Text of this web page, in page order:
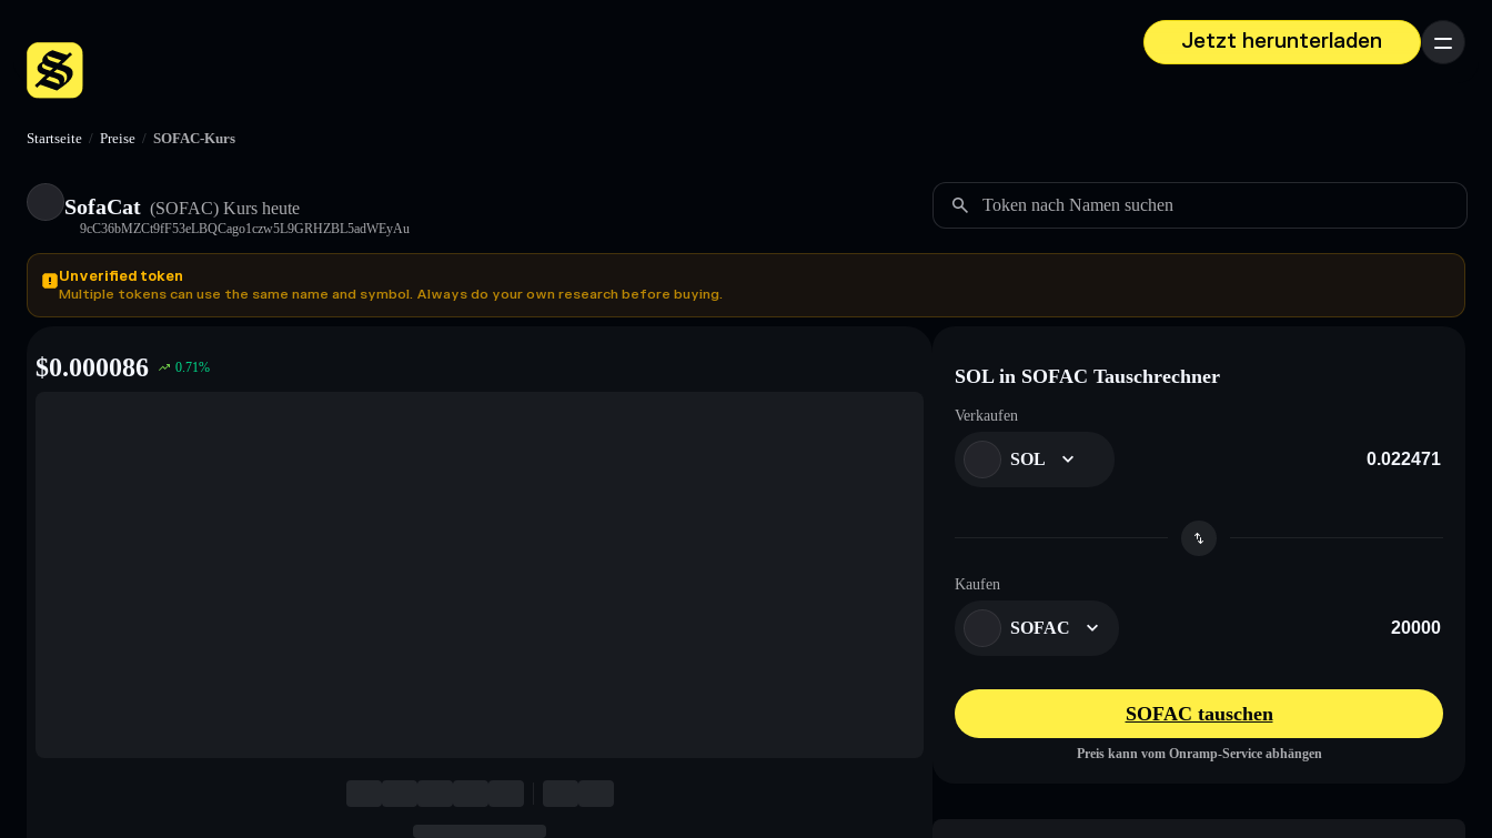
Jetzt herunterladen
Menü
Startseite / Preise / SOFAC-Kurs
SofaCat (SOFAC) Kurs heute
9cC36bMZCt9fF53eLBQCago1czw5L9GRHZBL5adWEyAu
Token nach Namen suchen
Unverified token
Multiple tokens can use the same name and symbol. Always do your own research before buying.
$0.000086 0.71% SOL in SOFAC Tauschrechner
Verkaufen
SOL
Kaufen
SOFAC
SOFAC tauschen
Preis kann vom Onramp-Service abhängen